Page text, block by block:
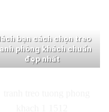
bạn cách chọn treo
phòng khách chuẩn
đẹp nhất